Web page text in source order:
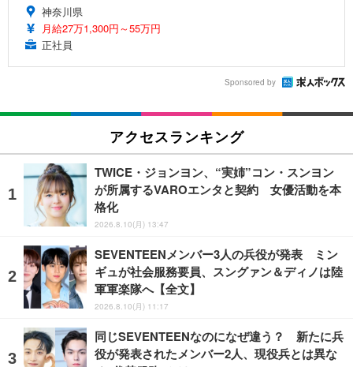
神奈川県
月給27万1,300円～55万円
正社員
Sponsored by
アクセスランキング
TWICE・ジョンヨン、“実姉”コン・スンヨン
が所属するVAROエンタと契約 女優活動を本
格化
2026.8.10(月) 13:47
SEVENTEENメンバー3人の兵役が発表 ミン
ギュが社会服務要員、スングァン＆ディノは陸
軍軍楽隊へ【全文】
2026.8.10(月) 11:17
同じSEVENTEENなのになぜ違う？ 新たに兵
役が発表されたメンバー2人、現役兵とは異な